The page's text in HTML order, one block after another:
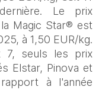
Le prix
Magic Star® est
à 1,50 EUR/kg.
7, seuls les prix
Elstar, Pinova et
à l'année